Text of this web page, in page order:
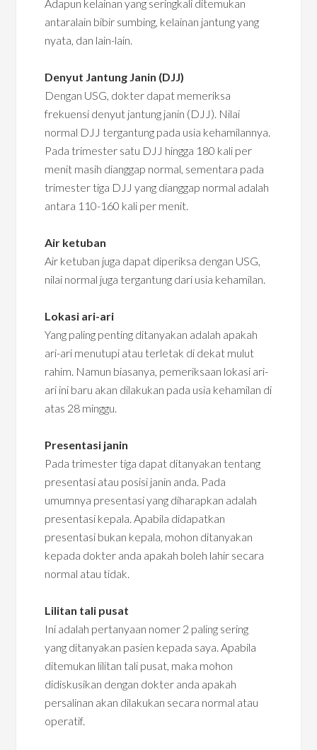
Adapun kelainan yang seringkali ditemukan
antaralain bibir sumbing, kelainan jantung yang
nyata, dan lain-lain.
Denyut Jantung Janin (DJJ)
Dengan USG, dokter dapat memeriksa
frekuensi denyut jantung janin (DJJ). Nilai
normal DJJ tergantung pada usia kehamilannya.
Pada trimester satu DJJ hingga 180 kali per
menit masih dianggap normal, sementara pada
trimester tiga DJJ yang dianggap normal adalah
antara 110-160 kali per menit.
Air ketuban
Air ketuban juga dapat diperiksa dengan USG,
nilai normal juga tergantung dari usia kehamilan.
Lokasi ari-ari
Yang paling penting ditanyakan adalah apakah
ari-ari menutupi atau terletak di dekat mulut
rahim. Namun biasanya, pemeriksaan lokasi ari-
ari ini baru akan dilakukan pada usia kehamilan di
atas 28 minggu.
Presentasi janin
Pada trimester tiga dapat ditanyakan tentang
presentasi atau posisi janin anda. Pada
umumnya presentasi yang diharapkan adalah
presentasi kepala. Apabila didapatkan
presentasi bukan kepala, mohon ditanyakan
kepada dokter anda apakah boleh lahir secara
normal atau tidak.
Lilitan tali pusat
Ini adalah pertanyaan nomer 2 paling sering
yang ditanyakan pasien kepada saya. Apabila
ditemukan lilitan tali pusat, maka mohon
didiskusikan dengan dokter anda apakah
persalinan akan dilakukan secara normal atau
operatif.